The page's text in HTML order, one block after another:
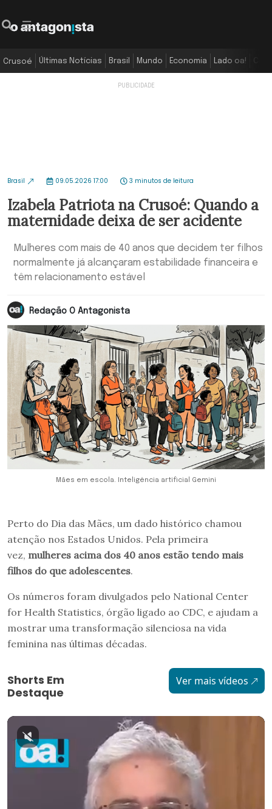
Crusoé Últimas Notícias Brasil Mundo Economia Lado oa!
Brasil 09.05.2026 17:00 3 minutos de leitura
Izabela Patriota na Crusoé: Quando a
maternidade deixa de ser acidente
Mulheres com mais de 40 anos que decidem ter filhos
normalmente já alcançaram estabilidade financeira e
têm relacionamento estável
Redação O Antagonista
Mães em escola. Inteligência artificial Gemini
Perto do Dia das Mães, um dado histórico chamou
atenção nos Estados Unidos. Pela primeira
vez, mulheres acima dos 40 anos estão tendo mais
filhos do que adolescentes.
Os números foram divulgados pelo National Center
for Health Statistics, órgão ligado ao CDC, e ajudam a
mostrar uma transformação silenciosa na vida
feminina nas últimas décadas.
Shorts Em
Destaque
Ver mais vídeos